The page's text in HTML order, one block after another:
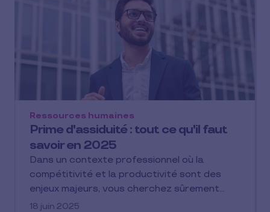
Prime d'assiduité : tout ce qu'il faut
savoir en 2025
Ressources humaines
Dans un contexte professionnel où la
compétitivité et la productivité sont des
enjeux majeurs, vous cherchez sûrement…
18 juin 2025